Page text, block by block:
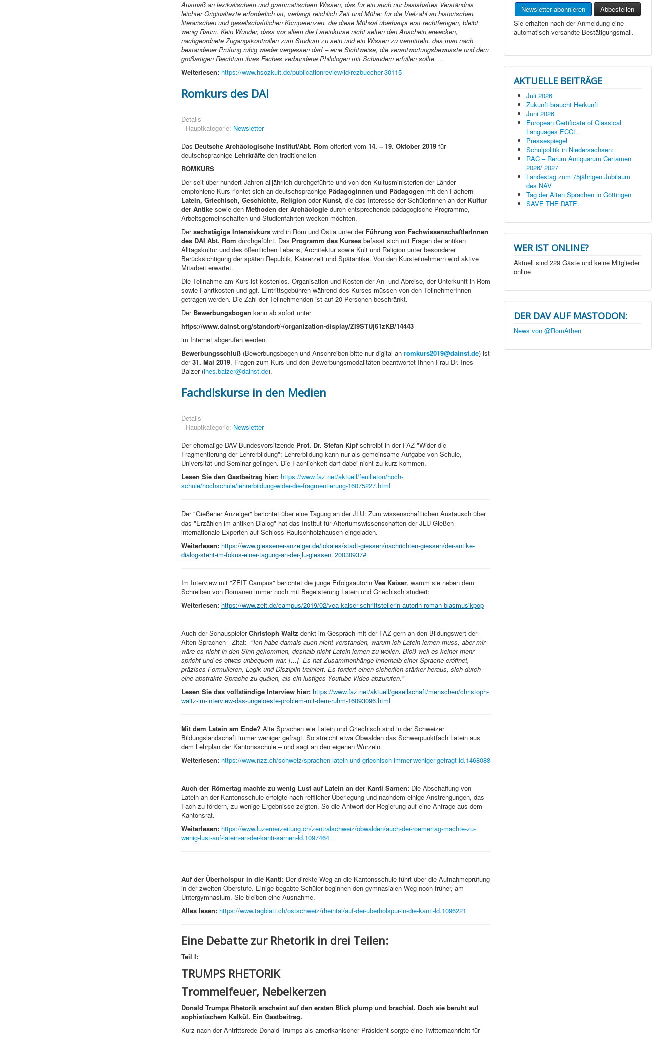
Ausmaß an lexikalischem und grammatischem Wissen, das für ein auch nur basishaftes Verständnis
leichter Originaltexte erforderlich ist, verlangt reichlich Zeit und Mühe; für die Vielzahl an historischen,
literarischen und gesellschaftlichen Kompetenzen, die diese Mühsal überhaupt erst rechtfertigen, bleibt
wenig Raum. Kein Wunder, dass vor allem die Lateinkurse nicht selten den Anschein erwecken,
nachgeordnete Zugangskontrollen zum Studium zu sein und ein Wissen zu vermitteln, das man nach
bestandener Prüfung ruhig wieder vergessen darf – eine Sichtweise, die verantwortungsbewusste und dem
großartigen Reichtum ihres Faches verbundene Philologen mit Schaudern erfüllen sollte. ...
Weiterlesen: https://www.hsozkult.de/publicationreview/id/rezbuecher-30115
Romkurs des DAI
Details
Hauptkategorie: Newsletter
Das Deutsche Archäologische Institut/Abt. Rom offeriert vom 14. ­­– 19. Oktober 2019 für
deutschsprachige Lehrkräfteden traditionellen
ROMKURS
Der seit über hundert Jahren alljährlich durchgeführte und von den Kultusministerien der Länder
empfohlene Kurs richtet sich an deutschsprachige Pädagoginnen und Pädagogen mit den Fächern
Latein, Griechisch, Geschichte, Religion oder Kunst, die das Interesse der SchülerInnen an der Kultur
der Antikesowie den Methoden der Archäologiedurch entsprechende pädagogische Programme,
Arbeitsgemeinschaften und Studienfahrten wecken möchten.
Dersechstägige Intensivkurswird in Rom und Ostia unter der Führung von FachwissenschaftlerInnen
des DAI Abt. Rom durchgeführt. Das Programm des Kursesbefasst sich mit Fragen der antiken
Alltagskultur und des öffentlichen Lebens, Architektur sowie Kult und Religion unter besonderer
Berücksichtigung der späten Republik, Kaiserzeit und Spätantike. Von den Kursteilnehmern wird aktive
Mitarbeit erwartet.
Die Teilnahme am Kurs ist kostenlos. Organisation und Kosten der An- und Abreise, der Unterkunft in Rom
sowie Fahrtkosten und ggf. Eintrittsgebühren während des Kurses müssen von den TeilnehmerInnen
getragen werden. Die Zahl der Teilnehmenden ist auf 20 Personen beschränkt.
Der Bewerbungsbogen kann ab sofort unter
https://www.dainst.org/standort/-/organization-display/ZI9STUj61zKB/14443
im Internet abgerufen werden.
Bewerbungsschluß(Bewerbungsbogen und Anschreiben bitte nur digital an romkurs2019@dainst.de) ist
der31. Mai 2019. Fragen zum Kurs und den Bewerbungsmodalitäten beantwortet Ihnen Frau Dr. Ines
Balzer (ines.balzer@dainst.de).
Fachdiskurse in den Medien
Details
Hauptkategorie: Newsletter
Der ehemalige DAV-Bundesvorsitzende Prof. Dr. Stefan Kipfschreibt in der FAZ "Wider die
Fragmentierung der Lehrerbildung": Lehrerbildung kann nur als gemeinsame Aufgabe von Schule,
Universität und Seminar gelingen. Die Fachlichkeit darf dabei nicht zu kurz kommen.
Lesen Sie den Gastbeitrag hier: https://www.faz.net/aktuell/feuilleton/hoch-
schule/hochschule/lehrerbildung-wider-die-fragmentierung-16075227.html
Der "Gießener Anzeiger" berichtet über eine Tagung an der JLU: Zum wissenschaftlichen Austausch über
das "Erzählen im antiken Dialog" hat das Institut für Altertumswissenschaften der JLU Gießen
internationale Experten auf Schloss Rauischholzhausen eingeladen.
Weiterlesen: https://www.giessener-anzeiger.de/lokales/stadt-giessen/nachrichten-giessen/der-antike-
dialog-steht-im-fokus-einer-tagung-an-der-jlu-giessen_20030937#
Im Interview mit "ZEIT Campus" berichtet die junge ErfolgsautorinVea Kaiser, warum sie neben dem
Schreiben von Romanen immer noch mit Begeisterung Latein und Griechisch studiert:
Weiterlesen: https://www.zeit.de/campus/2019/02/vea-kaiser-schriftstellerin-autorin-roman-blasmusikpop
Auch der SchauspielerChristoph Waltz denkt im Gespräch mit der FAZ gern an den Bildungswert der
Alten Sprachen - Zitat: "Ich habe damals auch nicht verstanden, warum ich Latein lernen muss, aber mir
wäre es nicht in den Sinn gekommen, deshalb nicht Latein lernen zu wollen. Bloß weil es keiner mehr
spricht und es etwas unbequem war. [...] Es hat Zusammenhänge innerhalb einer Sprache eröffnet,
präzises Formulieren, Logik und Disziplin trainiert. Es fordert einen sicherlich stärker heraus, sich durch
eine abstrakte Sprache zu quälen, als ein lustiges Youtube-Video abzurufen."
Lesen Sie das vollständige Interview hier: https://www.faz.net/aktuell/gesellschaft/menschen/christoph-
waltz-im-interview-das-ungeloeste-problem-mit-dem-ruhm-16093096.html
Mit dem Latein am Ende? Alte Sprachen wie Latein und Griechisch sind in der Schweizer
Bildungslandschaft immer weniger gefragt. So streicht etwa Obwalden das Schwerpunktfach Latein aus
dem Lehrplan der Kantonsschule – und sägt an den eigenen Wurzeln.
Weiterlesen: https://www.nzz.ch/schweiz/sprachen-latein-und-griechisch-immer-weniger-gefragt-ld.1468088
Auch der Römertag machte zu wenig Lust auf Latein an der Kanti Sarnen: Die Abschaffung von
Latein an der Kantonsschule erfolgte nach reiflicher Überlegung und nachdem einige Anstrengungen, das
Fach zu fördern, zu wenige Ergebnisse zeigten. So die Antwort der Regierung auf eine Anfrage aus dem
Kantonsrat.
Weiterlesen: https://www.luzernerzeitung.ch/zentralschweiz/obwalden/auch-der-roemertag-machte-zu-
wenig-lust-auf-latein-an-der-kanti-sarnen-ld.1097464
Auf der Überholspur in die Kanti: Der direkte Weg an die Kantonsschule führt über die Aufnahmeprüfung
in der zweiten Oberstufe. Einige begabte Schüler beginnen den gymnasialen Weg noch früher, am
Untergymnasium. Sie bleiben eine Ausnahme.
Alles lesen: https://www.tagblatt.ch/ostschweiz/rheintal/auf-der-uberholspur-in-die-kanti-ld.1096221
Eine Debatte zur Rhetorik in drei Teilen:
Teil I:
TRUMPS RHETORIK
Trommelfeuer, Nebelkerzen
Donald Trumps Rhetorik erscheint auf den ersten Blick plump und brachial. Doch sie beruht auf
sophistischem Kalkül. Ein Gastbeitrag.
Kurz nach der Antrittsrede Donald Trumps als amerikanischer Präsident sorgte eine Twitternachricht für
Sie erhalten nach der Anmeldung eine
automatisch versandte Bestätigungsmail.
AKTUELLE BEITRÄGE
Juli 2026
Zukunft braucht Herkunft
Juni 2026
European Certificate of Classical
Languages ECCL
Pressespiegel
Schulpolitik in Niedersachsen:
RAC – Rerum Antiquarum Certamen
2026/ 2027
Landestag zum 75jährigen Jubiläum
des NAV
Tag der Alten Sprachen in Göttingen
SAVE THE DATE:
WER IST ONLINE?
Aktuell sind 229 Gäste und keine Mitglieder
online
DER DAV AUF MASTODON:
News von @RomAthen